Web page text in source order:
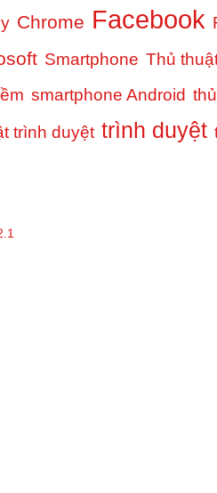
Chrome Facebook
Smartphone Thủ
smartphone Android
trình duyệt trình duyệt